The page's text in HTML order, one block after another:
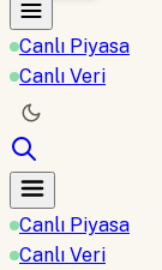
Canlı Piyasa
Canlı Veri
Canlı Piyasa
Canlı Veri